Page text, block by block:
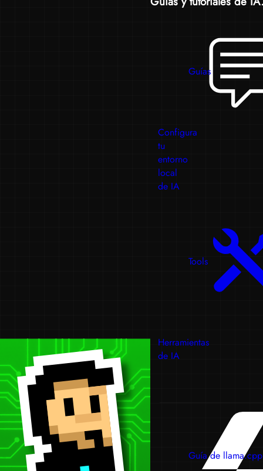
Guías
Configura
tu
entorno
local
de IA
Tools
Herramientas
de IA
Guía de llama.cpp